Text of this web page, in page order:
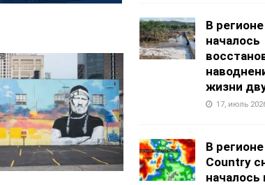
В
началось
жизни
17, июль
В
Country
началось